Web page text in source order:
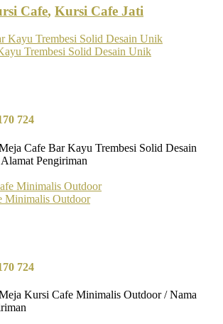
Cafe, Kursi Cafe Jati
Trembesi Solid Desain Unik
724
Cafe Bar Kayu Trembesi Solid Desain
Pengiriman
Minimalis Outdoor
724
Kursi Cafe Minimalis Outdoor / Nama